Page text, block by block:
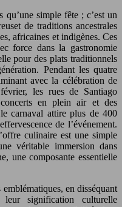
simple fête ; c’est un
de traditions ancestrales
africaines et indigènes. Ces
force dans la gastronomie
pour des plats traditionnels
Pendant les quatre
avec la célébration de
les rues de Santiago
en plein air et des
carnaval attire plus de 400
de l’événement.
culinaire est une simple
véritable immersion dans
une composante essentielle
en disséquant
signification culturelle